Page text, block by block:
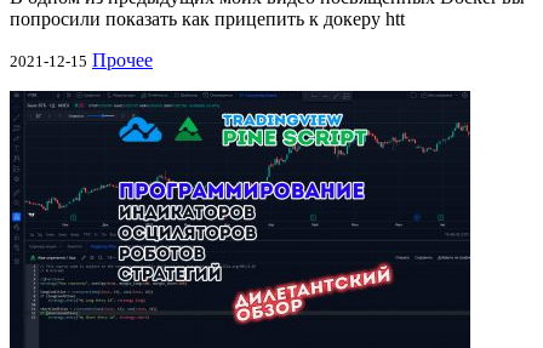
попросили показать как прицепить к докеру htt
2021-12-15 Прочее